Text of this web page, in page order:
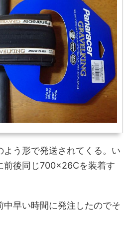
よう形で発送されてくる。い
前後同じ700×26Cを装着す
中早い時間に発注したのでそ